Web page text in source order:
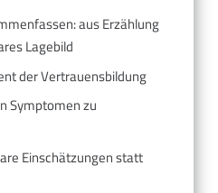
aus Erzählung
Lagebild
der Vertrauensbildung
Symptomen zu
Einschätzungen statt